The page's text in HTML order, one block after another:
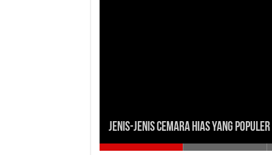
Jenis-jenis Cemara Hias yang
OTT Pejabat Bakamla, KPK
Hari Ini, KPK Umumkan Status 4
OTT Pejabat Bakamla, KPK Sita Uang
Relawan Ahok-Djarot Laporkan Eks